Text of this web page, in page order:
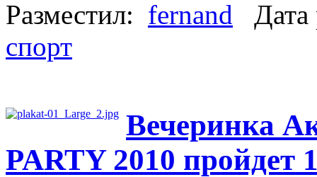
Разместил: fernand
спорт
Вечеринка
PARTY 2010 пройдет